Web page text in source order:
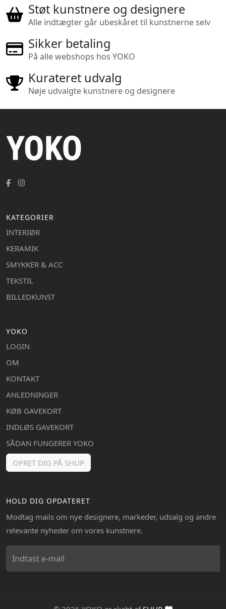
Støt kunstnere og designere
Alle indtægter går ubeskåret til kunstnerne selv
Sikker betaling
På alle webshops hos YOKO
Kurateret udvalg
Nøje udvalgte kunstnere og designere
KATEGORIER
INTERIØR
KERAMIK
SMYKKER & ACC
TEKSTIL
BILLEDKUNST
YOKO
LOGIN
OM
KONTAKT
ANLEDNINGER
KØB GAVEKORT
INDLØS GAVEKORT
SÅDAN FUNGERER YOKO
OPRET DIG PÅ SHUP
HOLD DIG OPDATERET
Modtag mails om nye designere, markeder, udsalg og andre
relevante nyheder om vores kunstnere.